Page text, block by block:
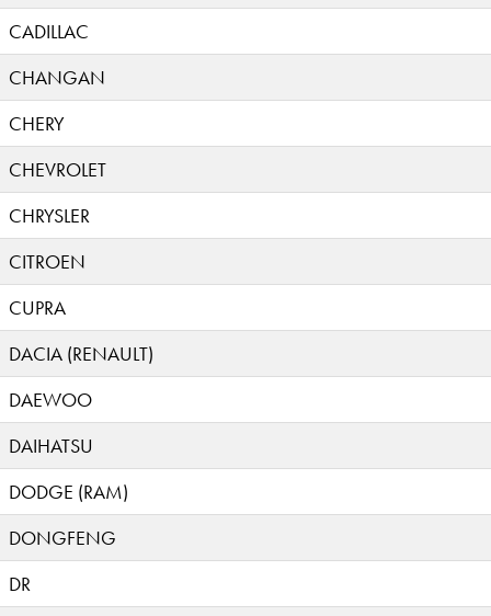
CADILLAC
CHANGAN
CHERY
CHEVROLET
CHRYSLER
CITROEN
CUPRA
DACIA (RENAULT)
DAEWOO
DAIHATSU
DODGE (RAM)
DONGFENG
DR